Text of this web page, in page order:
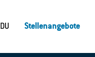
Stellenangebote